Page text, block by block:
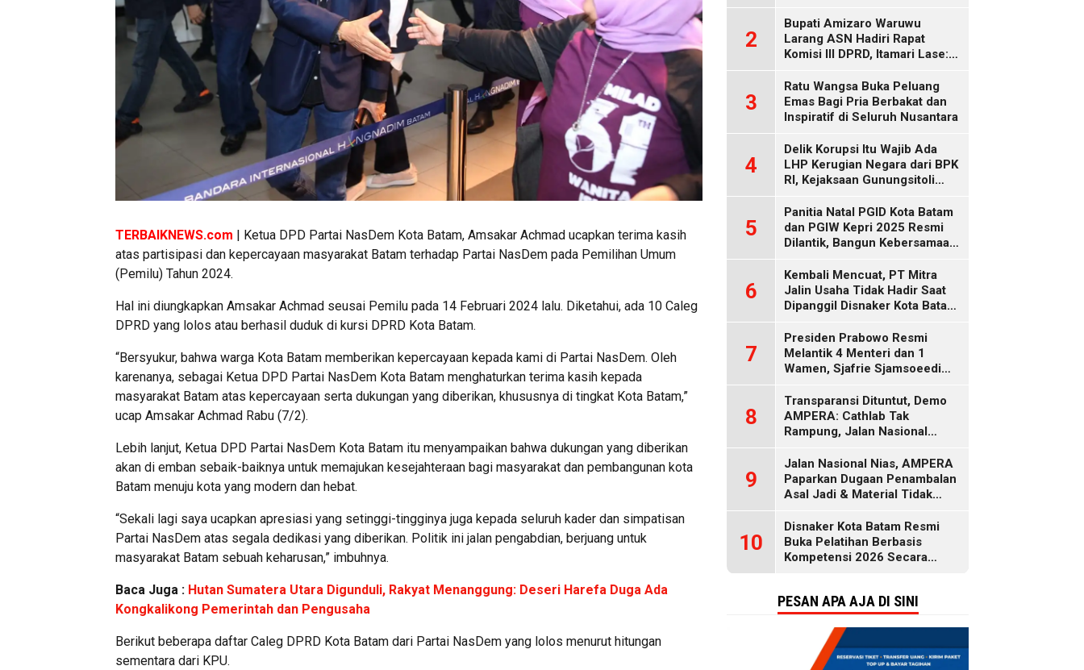
TERBAIKNEWS.com | Ketua DPD Partai NasDem Kota Batam, Amsakar Achmad ucapkan terima kasih
atas partisipasi dan kepercayaan masyarakat Batam terhadap Partai NasDem pada Pemilihan Umum
(Pemilu) Tahun 2024.
Hal ini diungkapkan Amsakar Achmad seusai Pemilu pada 14 Februari 2024 lalu. Diketahui, ada 10 Caleg
DPRD yang lolos atau berhasil duduk di kursi DPRD Kota Batam.
“Bersyukur, bahwa warga Kota Batam memberikan kepercayaan kepada kami di Partai NasDem. Oleh
karenanya, sebagai Ketua DPD Partai NasDem Kota Batam menghaturkan terima kasih kepada
masyarakat Batam atas kepercayaan serta dukungan yang diberikan, khususnya di tingkat Kota Batam,”
ucap Amsakar Achmad Rabu (7/2).
Lebih lanjut, Ketua DPD Partai NasDem Kota Batam itu menyampaikan bahwa dukungan yang diberikan
akan di emban sebaik-baiknya untuk memajukan kesejahteraan bagi masyarakat dan pembangunan kota
Batam menuju kota yang modern dan hebat.
“Sekali lagi saya ucapkan apresiasi yang setinggi-tingginya juga kepada seluruh kader dan simpatisan
Partai NasDem atas segala dedikasi yang diberikan. Politik ini jalan pengabdian, berjuang untuk
masyarakat Batam sebuah keharusan,” imbuhnya.
Baca Juga : Hutan Sumatera Utara Digunduli, Rakyat Menanggung: Deseri Harefa Duga Ada
Kongkalikong Pemerintah dan Pengusaha
Berikut beberapa daftar Caleg DPRD Kota Batam dari Partai NasDem yang lolos menurut hitungan
sementara dari KPU.
2
Bupati Amizaro Waruwu
Larang ASN Hadiri Rapat
Komisi III DPRD, Itamari Lase:
Parliament
3
Ratu Wangsa Buka Peluang
Emas Bagi Pria Berbakat dan
Inspiratif di Seluruh Nusantara
4
Delik Korupsi Itu Wajib Ada
LHP Kerugian Negara dari BPK
RI, Kejaksaan Gunungsitoli
5
Panitia Natal PGID Kota Batam
dan PGIW Kepri 2025 Resmi
Dilantik, Bangun Kebersamaan
Oikumenis
6
Kembali Mencuat, PT Mitra
Jalin Usaha Tidak Hadir Saat
Dipanggil Disnaker Kota Batam
7
Presiden Prabowo Resmi
Melantik 4 Menteri dan 1
Wamen, Sjafrie Sjamsoeedi
Gantikan Budi Gunawan
8
Transparansi Dituntut, Demo
AMPERA: Cathlab Tak
Rampung, Jalan Nasional
9
Jalan Nasional Nias, AMPERA
Paparkan Dugaan Penambalan
Asal Jadi & Material Tidak
10
Disnaker Kota Batam Resmi
Buka Pelatihan Berbasis
Kompetensi 2026 Secara
PESAN APA AJA DI SINI